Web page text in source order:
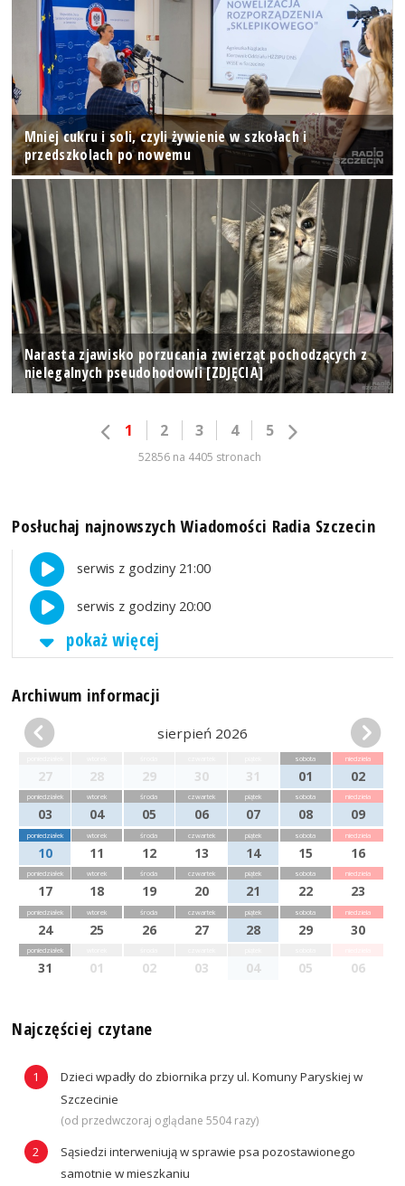
Mniej cukru i soli, czyli żywienie w szkołach i
przedszkolach po nowemu
Narasta zjawisko porzucania zwierząt pochodzących z
nielegalnych pseudohodowli [ZDJĘCIA]
1 2 3 4 5
52856 na 4405 stronach
Posłuchaj najnowszych Wiadomości Radia Szczecin
serwis z godziny 21:00
serwis z godziny 20:00
pokaż więcej
Archiwum informacji
sierpień 2026
27 28 29 30 31
sobota
01
niedziela
02
poniedziałek
03
wtorek
04
środa
05
czwartek
06
piątek
07
sobota
08
niedziela
09
poniedziałek
10
wtorek
11
środa
12
czwartek
13
piątek
14
sobota
15
niedziela
16
poniedziałek
17
wtorek
18
środa
19
czwartek
20
piątek
21
sobota
22
niedziela
23
poniedziałek
24
wtorek
25
środa
26
czwartek
27
piątek
28
sobota
29
niedziela
30
poniedziałek
31 01 02 03 04 05 06
Najczęściej czytane
Dzieci wpadły do zbiornika przy ul. Komuny Paryskiej w
Szczecinie
(od przedwczoraj oglądane 5504 razy)
Sąsiedzi interweniują w sprawie psa pozostawionego
samotnie w mieszkaniu